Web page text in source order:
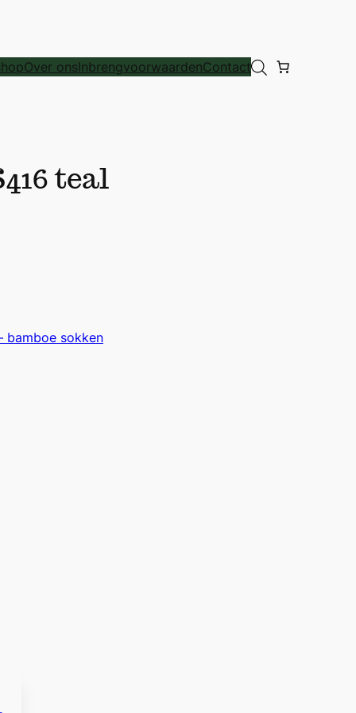
Over onsInbrengvoorwaardenContact
teal
bamboe sokken